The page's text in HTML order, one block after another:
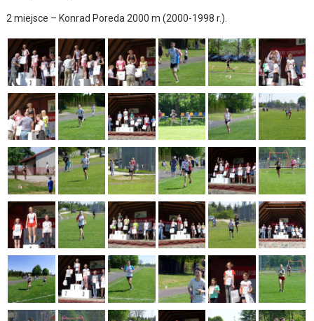
2 miejsce – Konrad Poreda 2000 m (2000-1998 r.).